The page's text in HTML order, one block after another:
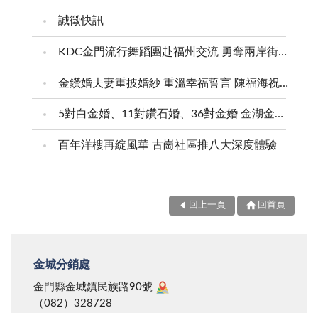
誠徵快訊
KDC金門流行舞蹈團赴福州交流 勇奪兩岸街舞賽三等獎
金鑽婚夫妻重披婚紗 重溫幸福誓言 陳福海祝福牽手半世紀 情深相守成典範
5對白金婚、11對鑽石婚、36對金婚 金湖金沙夫妻共享榮耀時刻 陳福海表揚金鑽婚夫妻 向半世紀相守家庭典範致敬
百年洋樓再綻風華 古崗社區推八大深度體驗
回上一頁 回首頁
金城分銷處
金門縣金城鎮民族路90號
（082）328728